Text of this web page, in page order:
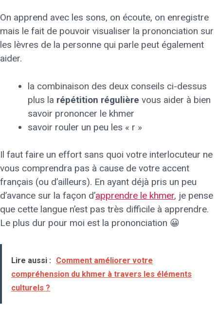
On apprend avec les sons, on écoute, on enregistre
mais le fait de pouvoir visualiser la prononciation sur
les lèvres de la personne qui parle peut également
aider.
la combinaison des deux conseils ci-dessus
plus la répétition régulière vous aider à bien
savoir prononcer le khmer
savoir rouler un peu les « r »
Il faut faire un effort sans quoi votre interlocuteur ne
vous comprendra pas à cause de votre accent
français (ou d’ailleurs). En ayant déjà pris un peu
d’avance sur la façon d’apprendre le khmer, je pense
que cette langue n’est pas très difficile à apprendre.
Le plus dur pour moi est la prononciation 😀
Lire aussi :
Comment améliorer votre
compréhension du khmer à travers les éléments
culturels ?